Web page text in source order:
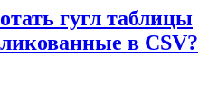
гугл таблицы
в CSV?